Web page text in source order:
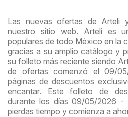
Las nuevas ofertas de Arteli
nuestro sitio web. Arteli es
populares de todo México en la
gracias a su amplio catálogo y
su folleto más reciente siendo
de ofertas comenzó el 09/
páginas de descuentos
encantar. Este folleto de
durante los días 09/05/2026 -
pierdas tiempo y comienza a